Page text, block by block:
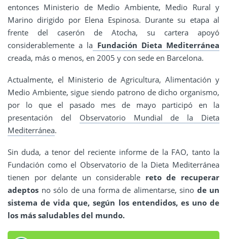
entonces Ministerio de Medio Ambiente, Medio Rural y
Marino dirigido por Elena Espinosa. Durante su etapa al
frente del caserón de Atocha, su cartera apoyó
considerablemente a la Fundación Dieta Mediterránea
creada, más o menos, en 2005 y con sede en Barcelona.
Actualmente, el Ministerio de Agricultura, Alimentación y
Medio Ambiente, sigue siendo patrono de dicho organismo,
por lo que el pasado mes de mayo participó en la
presentación del Observatorio Mundial de la Dieta
Mediterránea.
Sin duda, a tenor del reciente informe de la FAO, tanto la
Fundación como el Observatorio de la Dieta Mediterránea
tienen por delante un considerable reto de recuperar
adeptos no sólo de una forma de alimentarse, sino de un
sistema de vida que, según los entendidos, es uno de
los más saludables del mundo.